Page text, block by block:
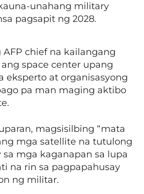
unahang military
pagsapit ng 2028.
chief na kailangang
space center upang
eksperto at organisasyong
pa man maging aktibo
magsisilbing “mata
mga satellite na tutulong
mga kaganapan sa lupa
na rin sa pagpapahusay
ng militar.